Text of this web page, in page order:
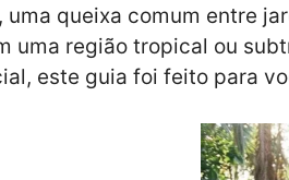
uma queixa comum entre
uma região tropical ou
este guia foi feito para